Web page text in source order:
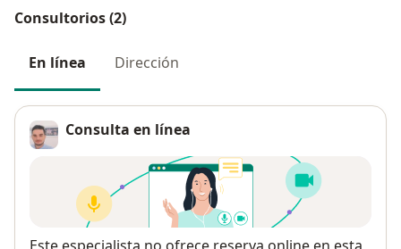
Consultorios (2)
En línea Dirección
Consulta en línea
Disponibilidad